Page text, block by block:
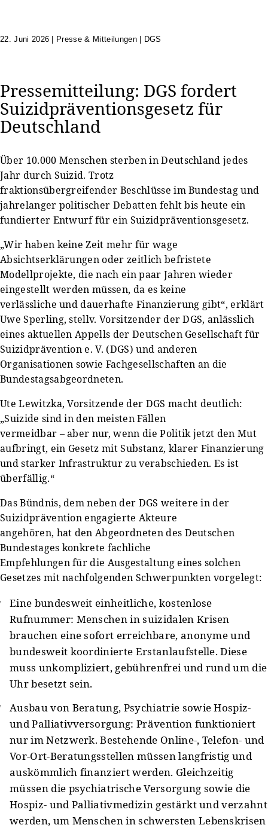
22. Juni 2026 Presse & Mitteilungen | DGS
Pressemitteilung: DGS fordert
Suizidpräventionsgesetz für
Deutschland
Über 10.000 Menschen sterben in Deutschland jedes
Jahr durch Suizid. Trotz
fraktionsübergreifender Beschlüsse im Bundestag und
jahrelanger politischer Debatten fehlt bis heute ein
fundierter Entwurf für ein Suizidpräventionsgesetz.
„Wir haben keine Zeit mehr für wage
Absichtserklärungen oder zeitlich befristete
Modellprojekte, die nach ein paar Jahren wieder
eingestellt werden müssen, da es keine
verlässliche und dauerhafte Finanzierung gibt“, erklärt
Uwe Sperling, stellv. Vorsitzender der DGS, anlässlich
eines aktuellen Appells der Deutschen Gesellschaft für
Suizidprävention e. V. (DGS) und anderen
Organisationen sowie Fachgesellschaften an die
Bundestagsabgeordneten.
Ute Lewitzka, Vorsitzende der DGS macht deutlich:
„Suizide sind in den meisten Fällen
vermeidbar – aber nur, wenn die Politik jetzt den Mut
aufbringt, ein Gesetz mit Substanz, klarer Finanzierung
und starker Infrastruktur zu verabschieden. Es ist
überfällig.“
Das Bündnis, dem neben der DGS weitere in der
Suizidprävention engagierte Akteure
angehören, hat den Abgeordneten des Deutschen
Bundestages konkrete fachliche
Empfehlungen für die Ausgestaltung eines solchen
Gesetzes mit nachfolgenden Schwerpunkten vorgelegt:
Eine bundesweit einheitliche, kostenlose
Rufnummer: Menschen in suizidalen Krisen
brauchen eine sofort erreichbare, anonyme und
bundesweit koordinierte Erstanlaufstelle. Diese
muss unkompliziert, gebührenfrei und rund um die
Uhr besetzt sein.
Ausbau von Beratung, Psychiatrie sowie Hospiz-
und Palliativversorgung: Prävention funktioniert
nur im Netzwerk. Bestehende Online-, Telefon- und
Vor-Ort-Beratungsstellen müssen langfristig und
auskömmlich finanziert werden. Gleichzeitig
müssen die psychiatrische Versorgung sowie die
Hospiz- und Palliativmedizin gestärkt und verzahnt
werden, um Menschen in schwersten Lebenskrisen